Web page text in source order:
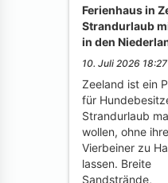
Ferienhaus in
Strandurlaub
in den
10. Juli 2026 18:27
Zeeland ist ein
für
Strandurlaub
wollen, ohne
Vierbeiner zu
lassen. Breite
Sandstrände,